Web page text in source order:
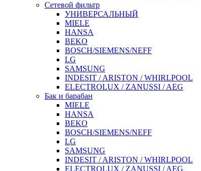
Сетевой фильтр
УНИВЕРСАЛЬНЫЙ
MIELE
HANSA
BEKO
BOSCH/SIEMENS/NEFF
LG
SAMSUNG
INDESIT / ARISTON / WHIRLPOOL
ELECTROLUX / ZANUSSI / AEG
Бак и барабан
MIELE
HANSA
BEKO
BOSCH/SIEMENS/NEFF
LG
SAMSUNG
INDESIT / ARISTON / WHIRLPOOL
ELECTROLUX / ZANUSSI / AEG